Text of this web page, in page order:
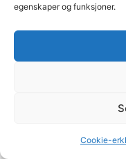
egenskaper og funksjoner.
Cookie-